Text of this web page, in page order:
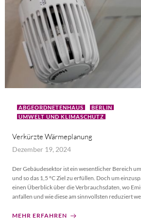
ABGEORDNETENHAUS
BERLIN
UMWELT UND KLIMASCHUTZ
Verkürzte Wärmeplanung
Dezember 19, 2024
Der Gebäudesektor ist ein wesentlicher Bereich
und so das 1,5 °C Ziel zu erfüllen. Doch um
einen Überblick über die Verbrauchsdaten, wo
anfallen und wie diese am sinnvollsten reduziert
MEHR ERFAHREN